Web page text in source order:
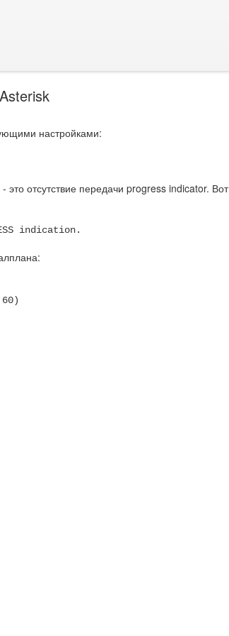
настройками:
отсутствие передачи progress indicator. Вот
indication.